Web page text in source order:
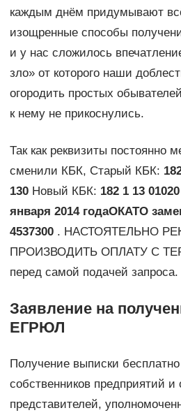
каждым днём придумывают
изощренные способы
и у нас сложилось
зло» от которого наши
огородить простых
к нему не прикоснулись.
Так как реквизиты постоянно
сменили КБК, Старый КБК:
130Новый КБК: 182 1 13
января 2014 годаОКАТО
4537300. НАСТОЯТЕЛЬНО
ПРОИЗВОДИТЬ ОПЛАТУ С
перед самой подачей запроса.
Заявление на
ЕГРЮЛ
Получение выписки
собственников предприятий и
представителей,